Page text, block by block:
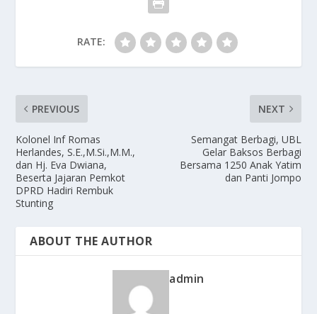
RATE:
PREVIOUS
Kolonel Inf Romas
Herlandes, S.E.,M.Si.,M.M.,
dan Hj. Eva Dwiana,
Beserta Jajaran Pemkot
DPRD Hadiri Rembuk
Stunting
NEXT
Semangat Berbagi, UBL
Gelar Baksos Berbagi
Bersama 1250 Anak Yatim
dan Panti Jompo
ABOUT THE AUTHOR
admin